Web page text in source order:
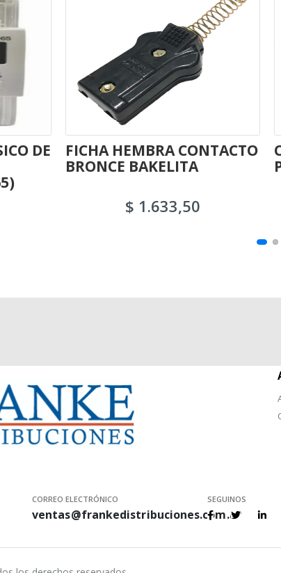
DE
FICHA HEMBRA CONTACTO
BRONCE BAKELITA
$ 1.633,50
CORREO ELECTRÓNICO
ventas@frankedistribuciones.com.ar
SEGUINOS